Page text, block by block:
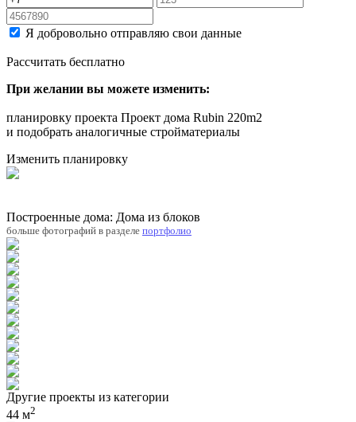
Я добровольно отправляю свои данные
Рассчитать бесплатно
При желании вы можете изменить:
планировку проекта Проект дома Rubin 220m2
и подобрать аналогичные стройматериалы
Изменить планировку
Построенные дома: Дома из блоков
больше фотографий в разделе портфолио
Другие проекты из категории
44 м2